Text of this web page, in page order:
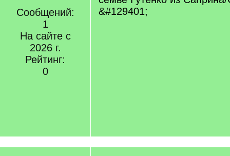
Сообщений:
1
На сайте с
2026 г.
Рейтинг:
0
&#129401;